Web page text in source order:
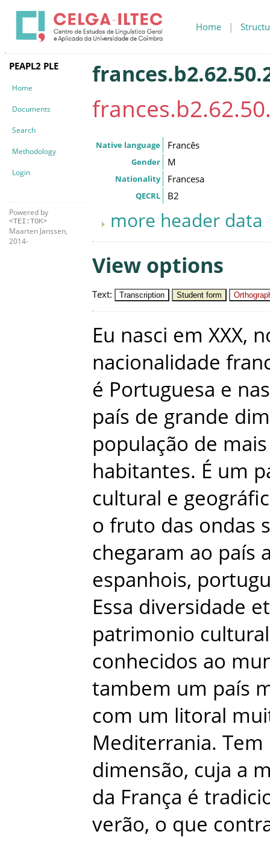
Home |
PEAPL2 PLE
Home
Documents
Search
Methodology
Login
Powered by
<TEI:TOK>
Maarten Janssen,
2014-
Native language Francês
Gender M
Nationality Francesa
QECRL B2
more header data
View options
Text: Transcription Student form
Eu nasci em XXX,
nacionalidade
é Portuguesa e
país de grande
população de mais
habitantes. É um
cultural e
o fruto das ondas
chegaram ao país
espanhois,
Essa diversidade
patrimonio cultural
conhecidos ao
tambem um país
com um litoral
Mediterrania. Tem
dimensão, cuja a
da França é
verão, o que